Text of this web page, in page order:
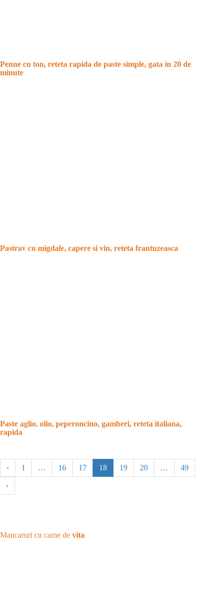
Penne cu ton, reteta rapida de paste simple, gata in 20 de
minute
Pastrav cu migdale, capere si vin, reteta frantuzeasca
Paste aglio, olio, peperoncino, gamberi, reteta italiana,
rapida
‹ 1 … 16 17 18 19 20 … 49
›
Mancaruri cu carne de vita